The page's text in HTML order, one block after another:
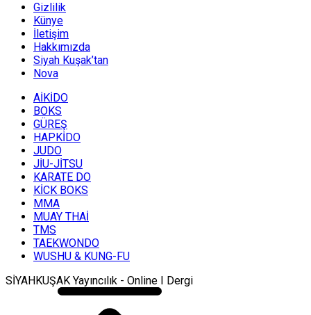
Gizlilik
Künye
İletişim
Hakkımızda
Siyah Kuşak’tan
Nova
AİKİDO
BOKS
GÜREŞ
HAPKİDO
JUDO
JİU-JİTSU
KARATE DO
KİCK BOKS
MMA
MUAY THAİ
TMS
TAEKWONDO
WUSHU & KUNG-FU
SİYAHKUŞAK Yayıncılık - Online I Dergi